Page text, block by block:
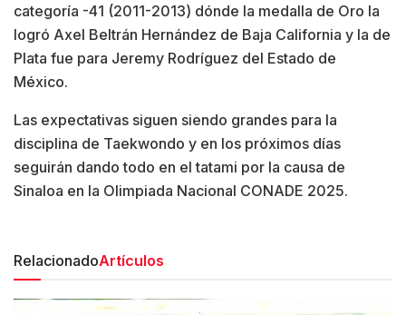
categoría -41 (2011-2013) dónde la medalla de Oro la
logró Axel Beltrán Hernández de Baja California y la de
Plata fue para Jeremy Rodríguez del Estado de
México.
Las expectativas siguen siendo grandes para la
disciplina de Taekwondo y en los próximos días
seguirán dando todo en el tatami por la causa de
Sinaloa en la Olimpiada Nacional CONADE 2025.
RelacionadoArtículos